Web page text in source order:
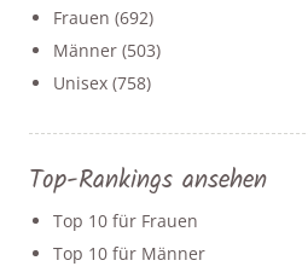
Frauen (692)
Männer (503)
Unisex (758)
Top-Rankings ansehen
Top 10 für Frauen
Top 10 für Männer